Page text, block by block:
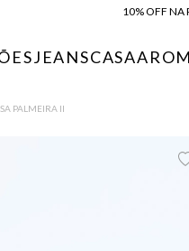
10% OFF NA
JEANSCASA
PALMEIRA II